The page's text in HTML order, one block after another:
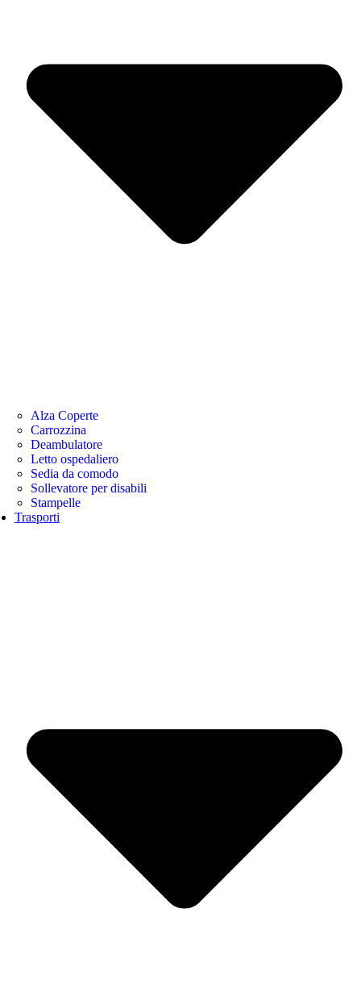
Alza Coperte
Carrozzina
Deambulatore
Letto ospedaliero
Sedia da comodo
Sollevatore per disabili
Stampelle
Trasporti